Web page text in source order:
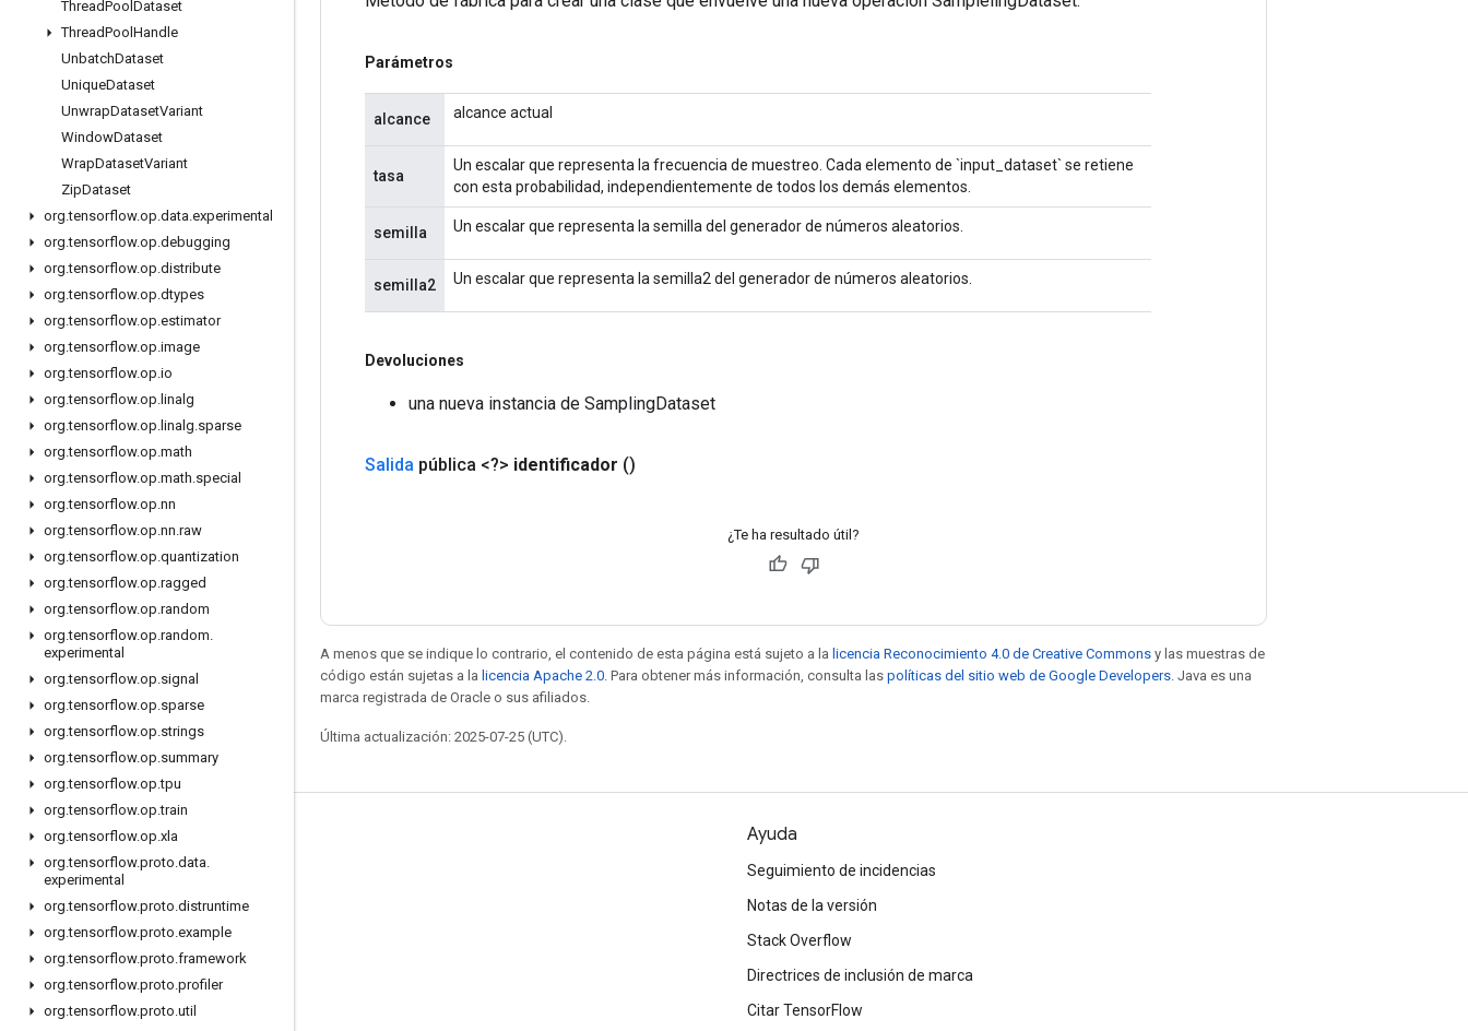
ThreadPool Dataset
ThreadPool Handle
UnbatchDataset
UniqueDataset
UnwrapDatasetVariant
WindowDataset
WrapDatasetVariant
ZipDataset
org.tensorflow.op.data.experimental
org.tensorflow.op.debugging
org.tensorflow.op.distribute
org.tensorflow.op.dtypes
org.tensorflow.op.estimator
org.tensorflow.op.image
org.tensorflow.op.io
org.tensorflow.op. linalg
org.tensorflow.op. linalg.sparse
org.tensorflow.op.math
org.tensorflow.op.math.special
org.tensorflow.op.nn
org.tensorflow.op.nn.raw
org.tensorflow.op.quantization
org.tensorflow.op.ragged
org.tensorflow.op.random
org.tensorflow.op.random.
experimental
org.tensorflow.op.signal
org.tensorflow.op.sparse
org.tensorflow.op.strings
org.tensorflow.op.summary
org.tensorflow.op.tpu
org.tensorflow.op.train
org.tensorflow.op.xla
org.tensorflow.proto.data.
experimental
org.tensorflow.proto.distruntime
org.tensorflow.proto.example
org.tensorflow.proto.framework
org.tensorflow.proto.profiler
org.tensorflow.proto.util
Parámetros
alcance alcance actual
tasa
Un escalar que representa la frecuencia de muestreo. Cada elemento de `input_dataset` se retiene
con esta probabilidad, independientemente de todos los demás elementos.
semilla Un escalar que representa la semilla del generador de números aleatorios.
semilla2 Un escalar que representa la semilla2 del generador de números aleatorios.
Devoluciones
una nueva instancia de SamplingDataset
Salida pública <?> identificador ()
¿Te ha resultado útil?
A menos que se indique lo contrario, el contenido de esta página está sujeto a la licencia Reconocimiento 4.0 de Creative Commons y las muestras de
código están sujetas a la licencia Apache 2.0 . Para obtener más información, consulta las políticas del sitio web de Google Developers . Java es una
marca registrada de Oracle o sus afiliados.
Última actualización: 2025-07-25 (UTC).
Seguir conectado
Blog
Foro
GitHub
YouTube
Ayuda
Seguimiento de incidencias
Notas de la versión
Stack Overflow
Directrices de inclusión de marca
Citar TensorFlow